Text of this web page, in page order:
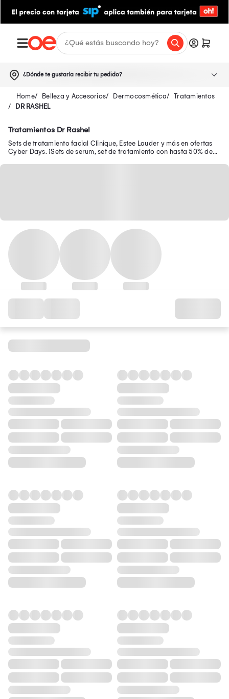
¿Dónde te gustaría recibir tu pedido?
Belleza y Accesorios Dermocosmética
Tratamientos
DR RASHEL
Tratamientos Dr Rashel
Sets de tratamiento facial Clinique, Estee Lauder y más en ofertas
Cyber Days. ¡Sets de serum, set de tratamiento con hasta 50% de